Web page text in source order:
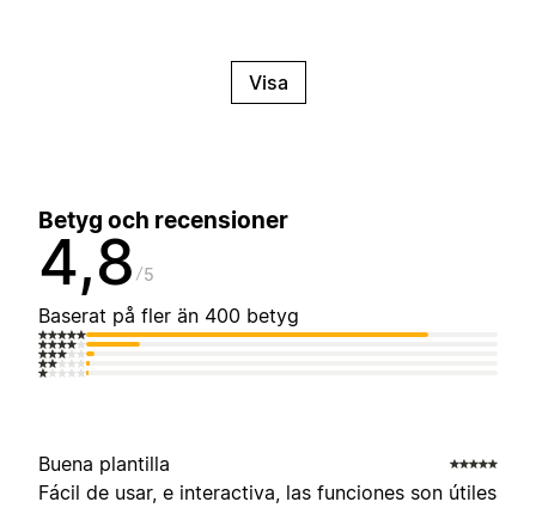
Visa
Betyg och recensioner
4,8 5
Baserat på fler än 400 betyg
Buena plantilla
Fácil de usar, e interactiva, las funciones son útiles